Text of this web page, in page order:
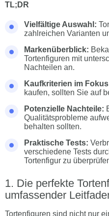
TL;DR
Vielfältige Auswahl:
zahlreichen Varianten
Markenüberblick:
Tortenfiguren mit
Nachteilen an.
Kaufkriterien im
kaufen, sollten Sie auf
Potenzielle Nachteile:
Qualitätsprobleme
behalten sollten.
Praktische Tests:
verschiedene Tests
Tortenfigur zu
Die perfekte
umfassender
Tortenfiguren sind nicht nur